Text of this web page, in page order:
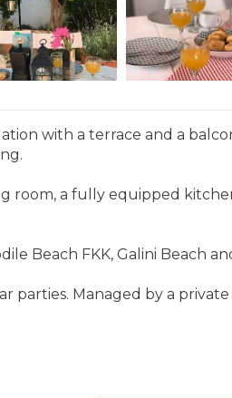
with a terrace and a
room, a fully equipped
Beach FKK, Galini Beach
parties. Managed by a private